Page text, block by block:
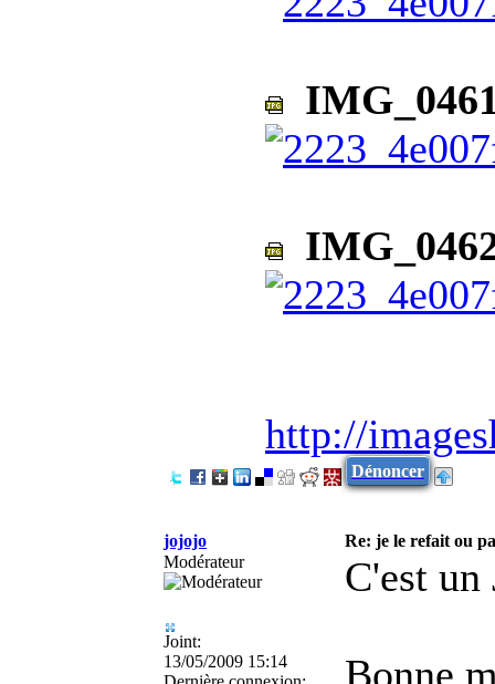
http://
Dénoncer
jojojo
Re: je le refait ou
Modérateur
Joint:
13/05/2009 15:14
C'est
Bonne